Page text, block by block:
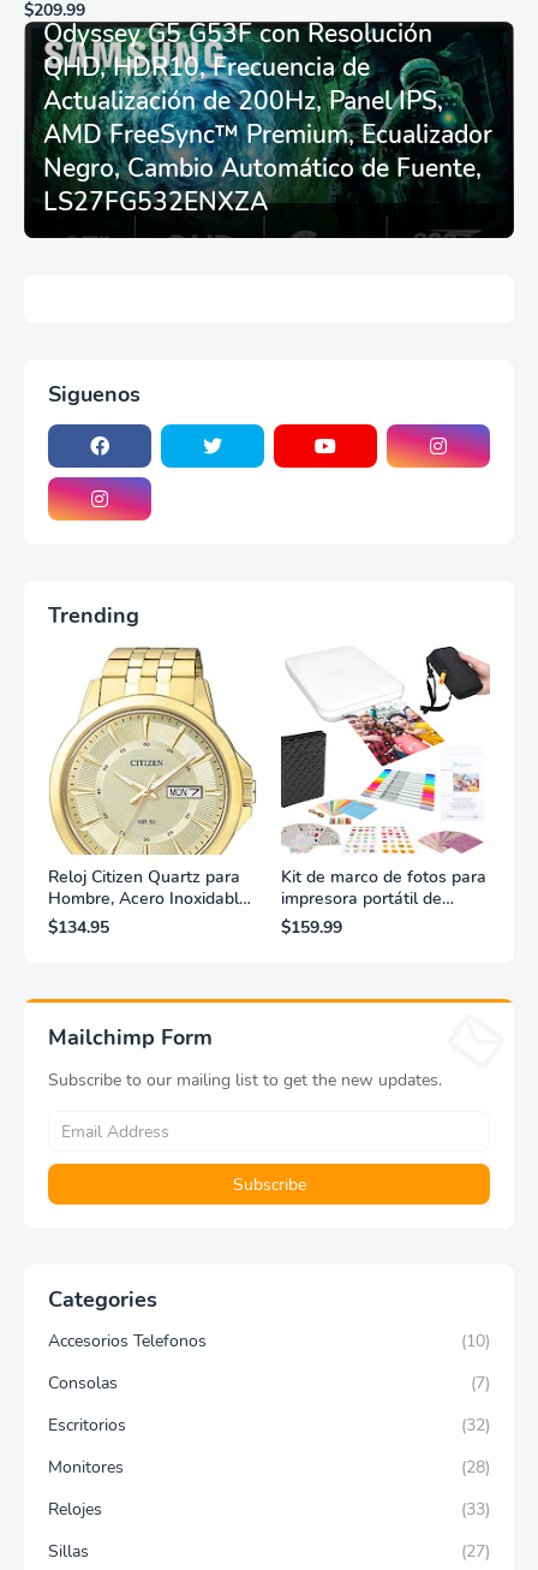
asiento - Logitech
G29/920/923/27/25,
Thrustmaster
T248/X/T300RS/T150/458/TX
$209.99
Odyssey G5 G53F con Resolución
QHD, HDR10, Frecuencia de
Actualización de 200Hz, Panel IPS,
AMD FreeSync™ Premium, Ecualizador
Negro, Cambio Automático de Fuente,
LS27FG532ENXZA
Siguenos
Trending
Reloj Citizen Quartz para
Hombre, Acero Inoxidable,
Clásico, Dorado
$134.95
Kit de marco de fotos para
impresora portátil de
fotografías y vídeos
Lifeprint 3x4,5 (blanca)
$159.99
Mailchimp Form
Subscribe to our mailing list to get the new updates.
Categories
Accesorios Telefonos
(10)
Consolas
(7)
Escritorios
(32)
Monitores
(28)
Relojes
(33)
Sillas
(27)